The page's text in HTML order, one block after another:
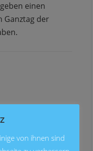
einen
Ganztag der
von ihnen sind